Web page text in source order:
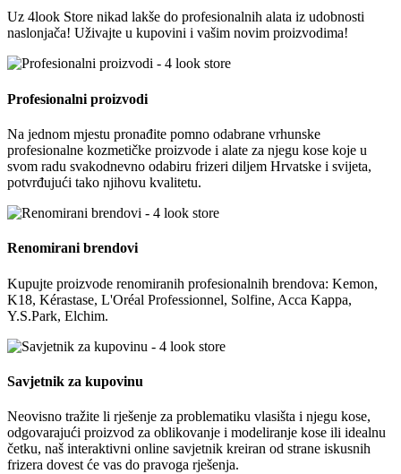
Uz 4look Store nikad lakše do profesionalnih alata iz udobnosti
naslonjača! Uživajte u kupovini i vašim novim proizvodima!
Profesionalni proizvodi
Na jednom mjestu pronađite pomno odabrane vrhunske
profesionalne kozmetičke proizvode i alate za njegu kose koje u
svom radu svakodnevno odabiru frizeri diljem Hrvatske i svijeta,
potvrđujući tako njihovu kvalitetu.
Renomirani brendovi
Kupujte proizvode renomiranih profesionalnih brendova: Kemon,
K18, Kérastase, L'Oréal Professionnel, Solfine, Acca Kappa,
Y.S.Park, Elchim.
Savjetnik za kupovinu
Neovisno tražite li rješenje za problematiku vlasišta i njegu kose,
odgovarajući proizvod za oblikovanje i modeliranje kose ili idealnu
četku, naš interaktivni online savjetnik kreiran od strane iskusnih
frizera dovest će vas do pravoga rješenja.